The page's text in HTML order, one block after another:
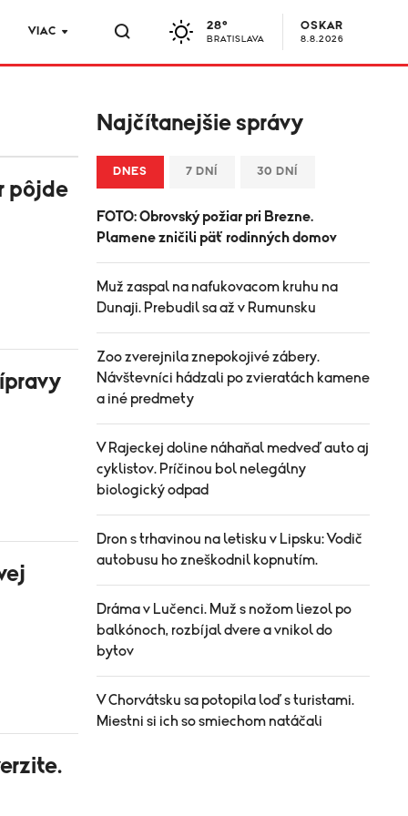
VIAC 28°
BRATISLAVA
OSKAR
8.8.2026
pôjde
Najčítanejšie správy
DNES 7 DNÍ 30 DNÍ
FOTO: Obrovský požiar pri Brezne.
Plamene zničili päť rodinných domov
Muž zaspal na nafukovacom kruhu na
Dunaji. Prebudil sa až v Rumunsku
Zoo zverejnila znepokojivé zábery.
Návštevníci hádzali po zvieratách kamene
a iné predmety
V Rajeckej doline náhaňal medveď auto aj
cyklistov. Príčinou bol nelegálny
biologický odpad
Dron s trhavinou na letisku v Lipsku: Vodič
autobusu ho zneškodnil kopnutím.
Dráma v Lučenci. Muž s nožom liezol po
balkónoch, rozbíjal dvere a vnikol do
bytov
V Chorvátsku sa potopila loď s turistami.
Miestni si ich so smiechom natáčali